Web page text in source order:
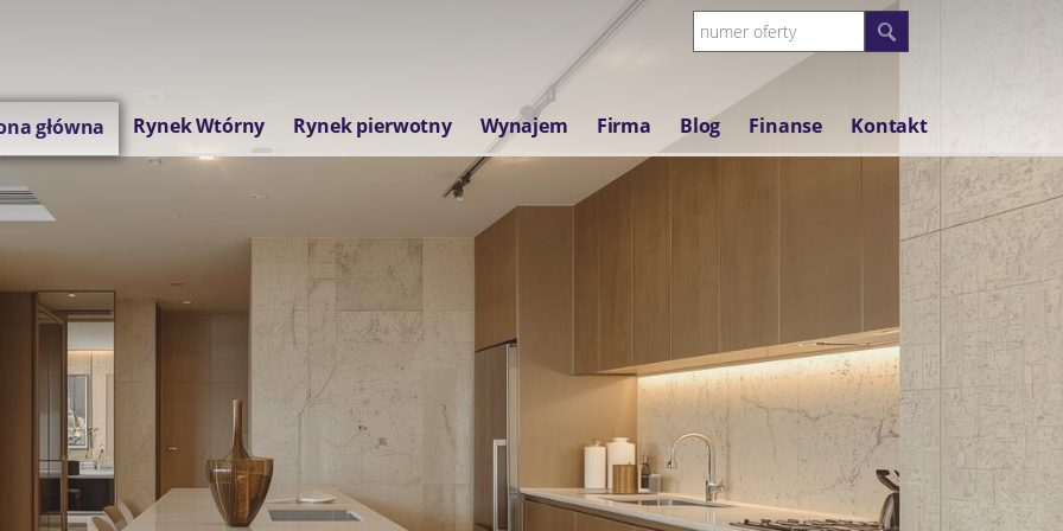
główna Rynek Wtórny Rynek pierwotny Wynajem Firma Blog Finanse Kontakt